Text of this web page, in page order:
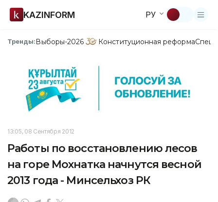
KAZINFORM РУ
Тренды:Выборы-2026 Конституционная реформа
13:05, 08 Сентября 2012
Работы по восстановлению лесов
на горе Мохнатка начнутся весной
2013 года - Минсельхоз РК